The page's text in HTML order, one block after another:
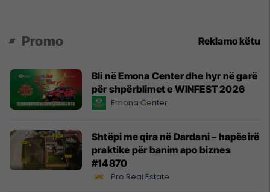
Promo Reklamo këtu
Bli në Emona Center dhe hyr në garë
për shpërblimet e WINFEST 2026
Emona Center
Shtëpi me qira në Dardani – hapësirë
praktike për banim apo biznes
#14870
Pro Real Estate